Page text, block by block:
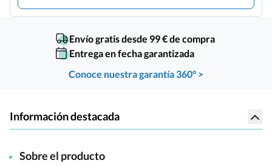
Envío gratis desde 99 € de compra
Entrega en fecha garantizada
Conoce nuestra garantía 360° >
Información destacada
Sobre el producto